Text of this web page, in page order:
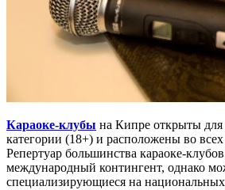
Караоке-клубы на Кипре открыты для
категории (18+) и расположены во всех
Репертуар большинства караоке-
международный контингент, однако
специализирующиеся на национальных